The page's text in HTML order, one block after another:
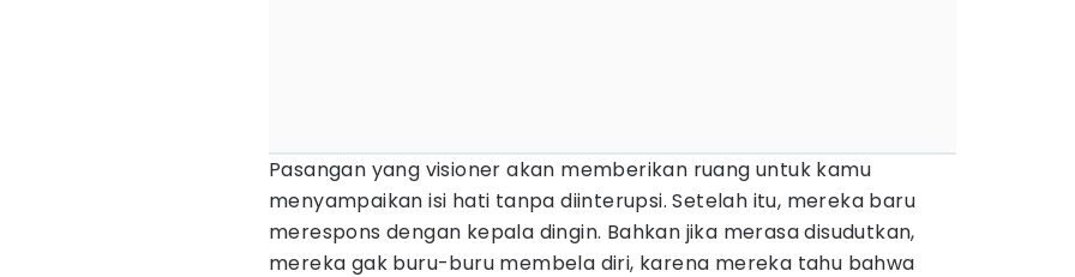
Pasangan yang visioner akan memberikan ruang untuk kamu
menyampaikan isi hati tanpa diinterupsi. Setelah itu, mereka baru
merespons dengan kepala dingin. Bahkan jika merasa disudutkan,
mereka gak buru-buru membela diri, karena mereka tahu bahwa